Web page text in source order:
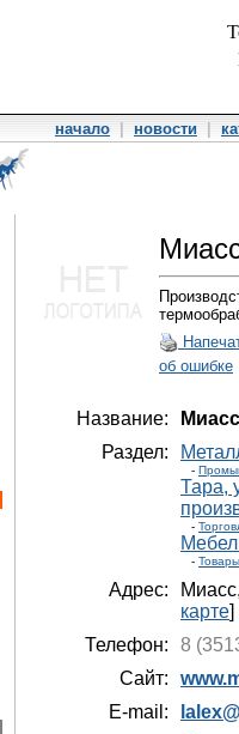
начало новости
об ошибке
Название:
Раздел:
-
Тара,
-
-
Адрес:
карте]
Телефон:
8
Сайт:
E-mail: